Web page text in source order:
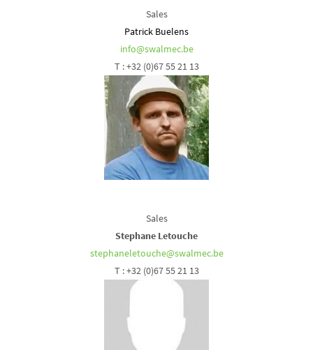
Sales
Patrick Buelens
info@swalmec.be
T : +32 (0)67 55 21 13
Sales
Stephane Letouche
stephaneletouche@swalmec.be
T : +32 (0)67 55 21 13